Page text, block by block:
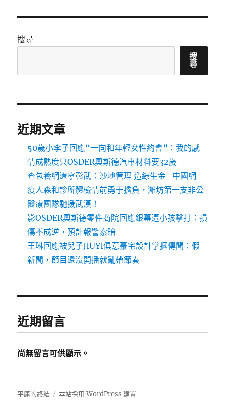
搜尋
搜
尋
近期文章
50歲小李子回應“一向和年輕女性約會”：我的感
情成熟度只OSDER奧斯德汽車材料要32歲
查包養網遼寧彰武：沙地管理 造綠生金_中國網
疫人森和診所體檢情前勇于擔負，濰坊第一支非公
醫療團隊馳援武漢！
影OSDER奧斯德零件商院回應銀幕遭小孩擊打：損
傷不成逆，預計報警索賠
王琳回應被兒子JIUYI俱意豪宅設計掌摑傳聞：假
新聞，節目還沒開播就亂帶節奏
近期留言
尚無留言可供顯示。
平庸的終結 本站採用 WordPress 建置